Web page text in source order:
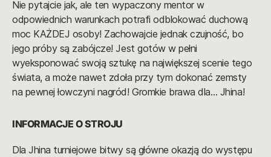
Nie pytajcie jak, ale ten wypaczony mentor w
odpowiednich warunkach potrafi odblokować duchową
moc KAŻDEJ osoby! Zachowajcie jednak czujność, bo
jego próby są zabójcze! Jest gotów w pełni
wyeksponować swoją sztukę na największej scenie tego
świata, a może nawet zdoła przy tym dokonać zemsty
na pewnej łowczyni nagród! Gromkie brawa dla… Jhina!
INFORMACJE O STROJU
Dla Jhina turniejowe bitwy są główne okazją do występu